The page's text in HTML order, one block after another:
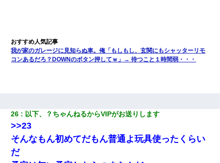
したので、母が・・・
下座」→ 結果・・・
我が家のガレージに見知らぬ車。俺「もしもし、玄関にもシャッターリモ
コンあるだろ？DOWNのボタン押してｗ」→ 待つこと１時間弱・・・
26 以下、？ちゃんねるからVIPがお送りします
>>23
そんなもん初めてだもん普通よ玩具使ったくらい
だ